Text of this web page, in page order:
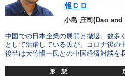
報ＣＤ
小島 庄司(Dao and
中国での日本企業の展開と撤退。数多
として活躍している氏が、コロナ後の
後半は大竹愼一氏との中国経済対談を
形 態